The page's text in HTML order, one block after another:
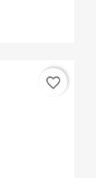
favorite_border